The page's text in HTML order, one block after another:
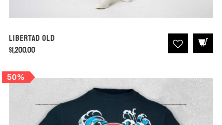
Libertad Old
$1,200.00
50%